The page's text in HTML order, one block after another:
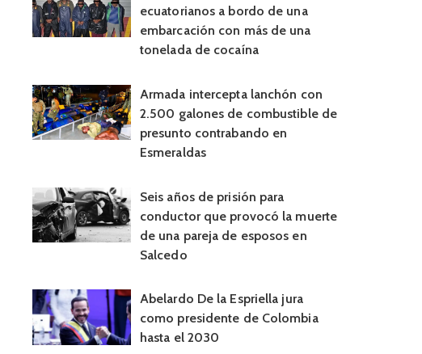
ecuatorianos a bordo de una
embarcación con más de una
tonelada de cocaína
Armada intercepta lanchón con
2.500 galones de combustible de
presunto contrabando en
Esmeraldas
Seis años de prisión para
conductor que provocó la muerte
de una pareja de esposos en
Salcedo
Abelardo De la Espriella jura
como presidente de Colombia
hasta el 2030